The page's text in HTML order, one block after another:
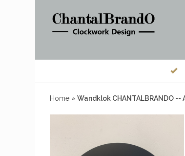
Home » Wandklok CHANTALBRANDO --